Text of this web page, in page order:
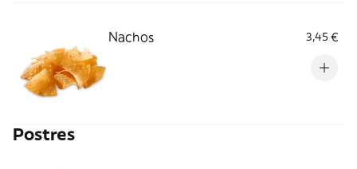
Nachos 3,45 €
Postres